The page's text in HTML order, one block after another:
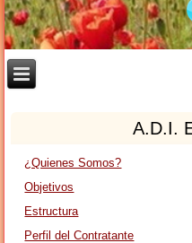
A.D.I.
¿Quienes Somos?
Objetivos
Estructura
Perfil del Contratante